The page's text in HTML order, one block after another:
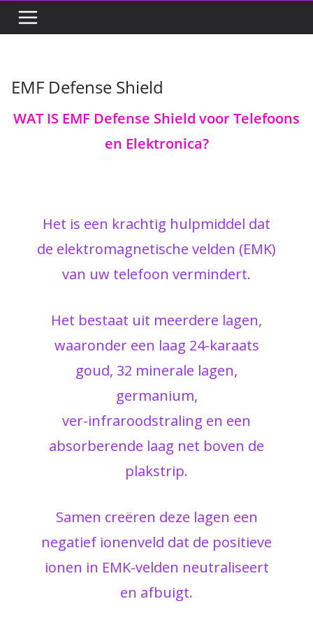
EMF Defense Shield
WAT IS EMF Defense Shield voor Telefoons
en Elektronica?
Het is een krachtig hulpmiddel dat
de elektromagnetische velden (EMK)
van uw telefoon vermindert.
Het bestaat uit meerdere lagen,
waaronder een laag 24-karaats
goud, 32 minerale lagen,
germanium,
ver-infraroodstraling en een
absorberende laag net boven de
plakstrip.
Samen creëren deze lagen een
negatief ionenveld dat de positieve
ionen in EMK-velden neutraliseert
en afbuigt.